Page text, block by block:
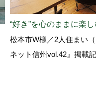
“好き”を心のままに楽し
松本市W様／2人住まい
ネット信州vol.42』掲載記